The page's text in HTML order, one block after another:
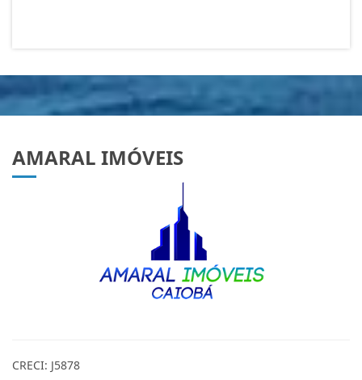
AMARAL IMÓVEIS
CRECI: J5878